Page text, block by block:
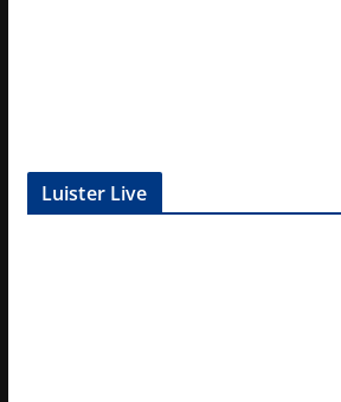
Luister Live